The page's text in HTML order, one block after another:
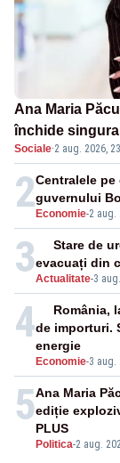
Ana Maria
închide
Sociale·2 aug. 2026,
2 Economie-2 aug.
Centralele
guvernului
3Actualitate-3
Stare de
evacuați din
4
Economie-3 aug.
România,
de importuri.
energie
5
Politica-2 aug.
Ana Maria
ediție
PLUS